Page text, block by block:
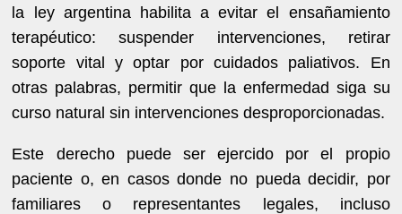
la ley argentina habilita a evitar el ensañamiento
terapéutico: suspender intervenciones, retirar
soporte vital y optar por cuidados paliativos. En
otras palabras, permitir que la enfermedad siga su
curso natural sin intervenciones desproporcionadas.
Este derecho puede ser ejercido por el propio
paciente o, en casos donde no pueda decidir, por
familiares o representantes legales, incluso